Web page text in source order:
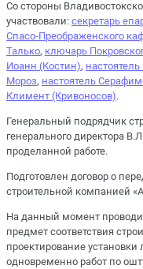
Со стороны
участвовали: секретарь
Спасо-Преображенского
Талько, ключарь
Иоанн (Костин),
Мороз, настоятель
Климент (Кривоносов).
Генеральный подрядчик
генерального директора
проделанной работе.
Подготовлен договор о
строительной компанией
На данный момент
предмет соответствия
проектирование
одновременно работ по